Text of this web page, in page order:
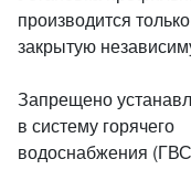
производится
закрытую
Запрещено
в систему горячего
водоснабжения